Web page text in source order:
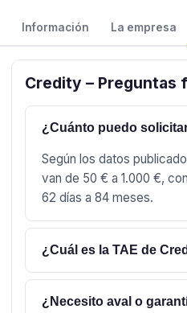
Información La empresa
Credity – Preguntas
¿Cuánto puedo
Según los datos
van de 50 € a 1.000 €,
62 días a 84 meses.
¿Cuál es la TAE de
¿Necesito aval o